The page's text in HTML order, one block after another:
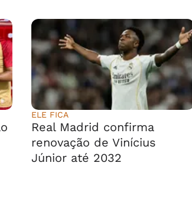
ELE FICA
Real Madrid confirma
renovação de Vinícius
Júnior até 2032